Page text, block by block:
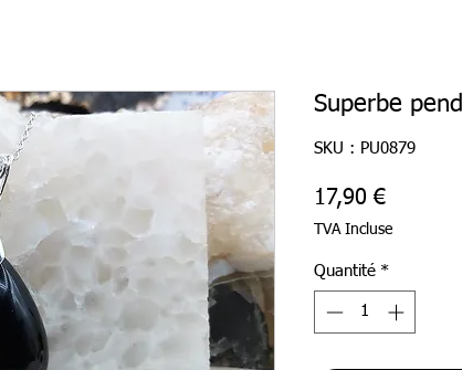
Superbe
SKU : PU0879
17,90 €Prix
TVA Incluse
Quantité *